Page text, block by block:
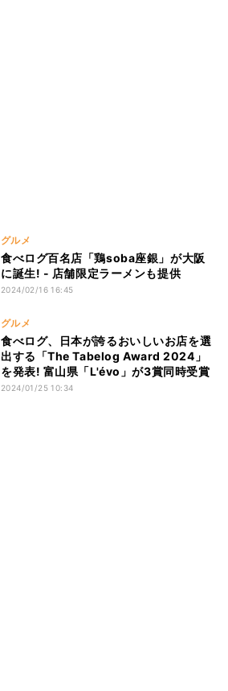
グルメ
食べログ百名店「鶏soba座銀」が大阪
に誕生! - 店舗限定ラーメンも提供
2024/02/16 16:45
グルメ
食べログ、日本が誇るおいしいお店を選
出する「The Tabelog Award 2024」
を発表! 富山県「L'évo」が3賞同時受賞
2024/01/25 10:34